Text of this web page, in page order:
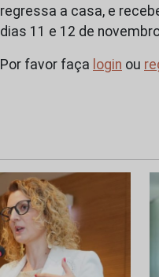
regressa a casa, e
dias 11 e 12 de
Por favor faça login ou